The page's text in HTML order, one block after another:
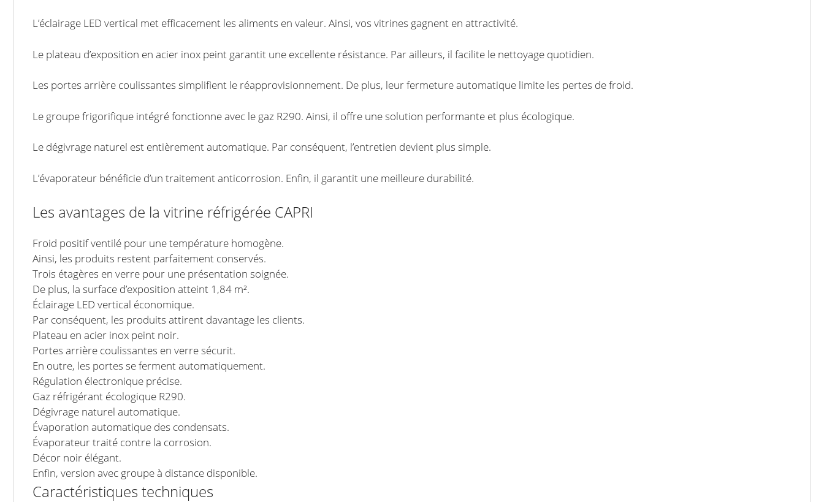
L’éclairage LED vertical met efficacement les aliments en valeur. Ainsi, vos vitrines gagnent en attractivité.
Le plateau d’exposition en acier inox peint garantit une excellente résistance. Par ailleurs, il facilite le nettoyage quotidien.
Les portes arrière coulissantes simplifient le réapprovisionnement. De plus, leur fermeture automatique limite les pertes de froid.
Le groupe frigorifique intégré fonctionne avec le gaz R290. Ainsi, il offre une solution performante et plus écologique.
Le dégivrage naturel est entièrement automatique. Par conséquent, l’entretien devient plus simple.
L’évaporateur bénéficie d’un traitement anticorrosion. Enfin, il garantit une meilleure durabilité.
Les avantages de la vitrine réfrigérée CAPRI
Froid positif ventilé pour une température homogène.
Ainsi, les produits restent parfaitement conservés.
Trois étagères en verre pour une présentation soignée.
De plus, la surface d’exposition atteint 1,84 m².
Éclairage LED vertical économique.
Par conséquent, les produits attirent davantage les clients.
Plateau en acier inox peint noir.
Portes arrière coulissantes en verre sécurit.
En outre, les portes se ferment automatiquement.
Régulation électronique précise.
Gaz réfrigérant écologique R290.
Dégivrage naturel automatique.
Évaporation automatique des condensats.
Évaporateur traité contre la corrosion.
Décor noir élégant.
Enfin, version avec groupe à distance disponible.
Caractéristiques techniques